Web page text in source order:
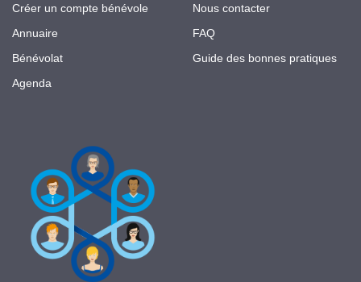
Créer un compte bénévole
Annuaire
Bénévolat
Agenda
Nous contacter
FAQ
Guide des bonnes pratiques